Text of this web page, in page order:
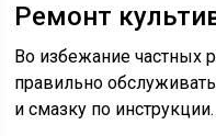
Ремонт
Во избежание частных
правильно
и смазку по инструкции.